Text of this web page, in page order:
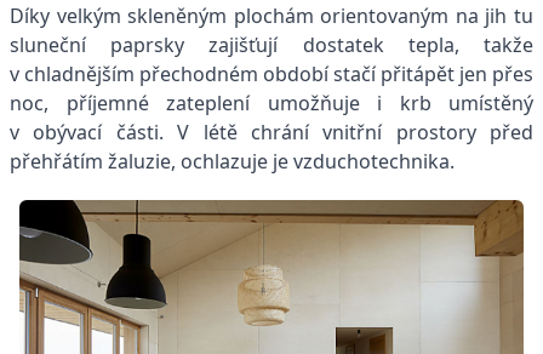
Díky velkým skleněným plochám orientovaným na jih tu
sluneční paprsky zajišťují dostatek tepla, takže
v chladnějším přechodném období stačí přitápět jen přes
noc, příjemné zateplení umožňuje i krb umístěný
v obývací části. V létě chrání vnitřní prostory před
přehřátím žaluzie, ochlazuje je vzduchotechnika.